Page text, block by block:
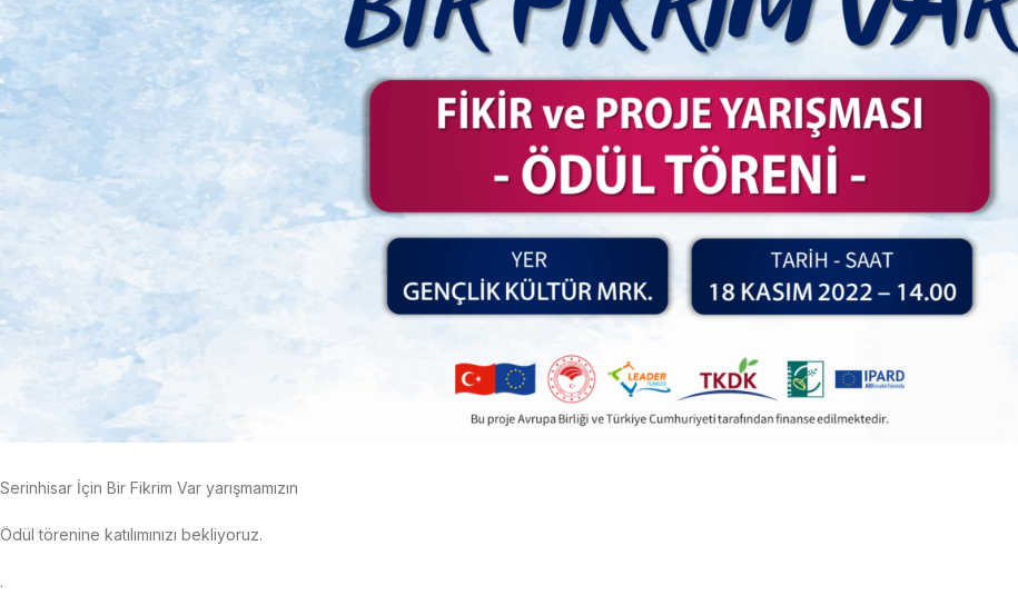
Serinhisar İçin Bir Fikrim Var yarışmamızın
Ödül törenine katılımınızı bekliyoruz.
.